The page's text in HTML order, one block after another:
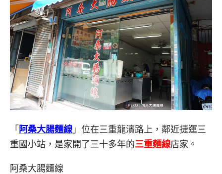
「 阿桑大腸麵線 」位在三重龍濱路上，鄰近捷運三
重國小站，是家開了三十多年的三重麵線店家。
阿桑大腸麵線